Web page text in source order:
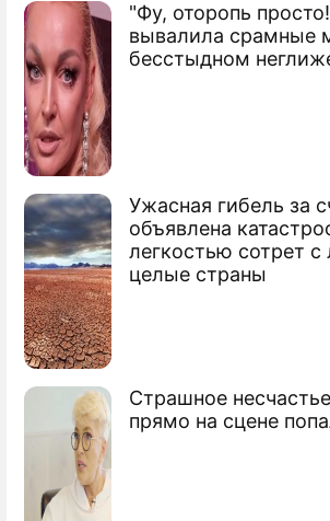
"Фу, оторопь
вывалила срамные
бесстыдном
Ужасная гибель за
объявлена
легкостью сотрет
целые страны
Страшное
прямо на сцене